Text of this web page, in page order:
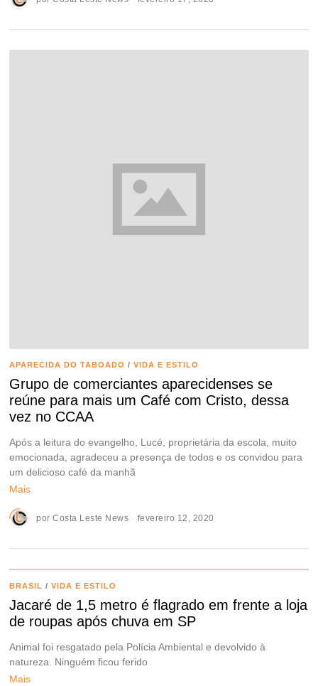
APARECIDA DO TABOADO / VIDA E ESTILO
Grupo de comerciantes aparecidenses se
reúne para mais um Café com Cristo, dessa
vez no CCAA
Após a leitura do evangelho, Lucé, proprietária da escola, muito
emocionada, agradeceu a presença de todos e os convidou para
um delicioso café da manhã
Mais
porCosta Leste News fevereiro 12, 2020
BRASIL / VIDA E ESTILO
Jacaré de 1,5 metro é flagrado em frente a loja
de roupas após chuva em SP
Animal foi resgatado pela Polícia Ambiental e devolvido à
natureza. Ninguém ficou ferido
Mais